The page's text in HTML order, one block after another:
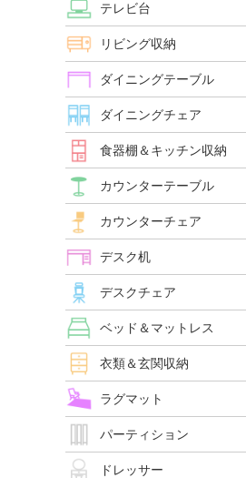
テレビ台
リビング収納
ダイニングテーブル
ダイニングチェア
食器棚＆キッチン収納
カウンターテーブル
カウンターチェア
デスク机
デスクチェア
ベッド＆マットレス
衣類＆玄関収納
ラグマット
パーティション
ドレッサー